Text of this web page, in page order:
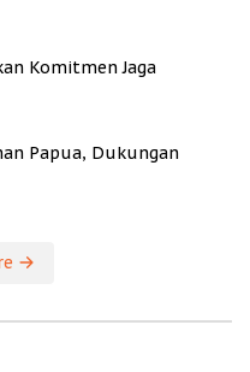
Komitmen Jaga
Papua, Dukungan